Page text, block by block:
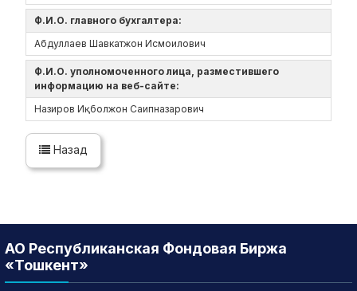
Ф.И.О. главного бухгалтера:
Абдуллаев Шавкатжон Исмоилович
Ф.И.О. уполномоченного лица, разместившего
информацию на веб-сайте:
Назиров Иқболжон Саипназарович
Назад
АО Республиканская Фондовая Биржа
«Тошкент»